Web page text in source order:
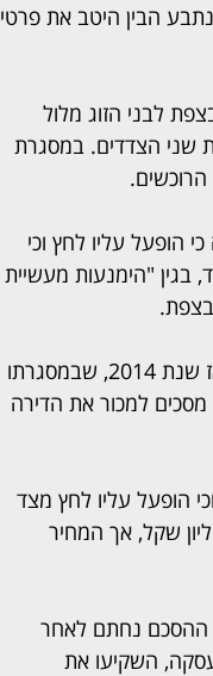
הבין היטב את פרטי
בצפת לבני הזוג מלול
את שני הצדדים. במסגרת
הופעל עליו לחץ וכי
בגין "הימנעות מעשיית
לטענת חדד ובנו, בין משפחתם לבין אביו של יונתן מלול מתקיים סכסוך חריף מאז שנת 2014, שבמסגרתו
למכור את הדירה
הופעל עליו לחץ מצד
ובנו אלון חנייא. בנוסף טען כי ביקש למכור את הדירה ב־1.1 מיליון שקל, אך המחיר
ההסכם נחתם לאחר
השקיעו את